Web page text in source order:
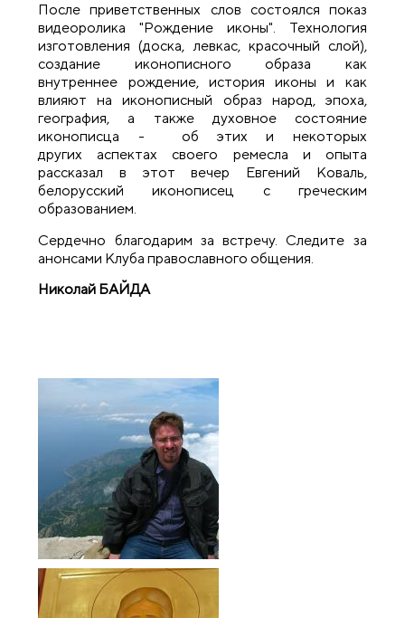
После приветственных слов состоялся показ
видеоролика "Рождение иконы". Технология
изготовления (доска, левкас, красочный слой),
создание иконописного образа как
внутреннее рождение, история иконы и как
влияют на иконописный образ народ, эпоха,
география, а также духовное состояние
иконописца - об этих и некоторых
других аспектах своего ремесла и опыта
рассказал в этот вечер Евгений Коваль,
белорусский иконописец с греческим
образованием.
Сердечно благодарим за встречу. Следите за
анонсами Клуба православного общения.
Николай БАЙДА